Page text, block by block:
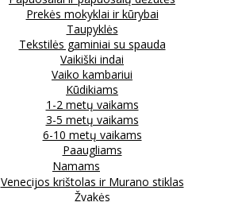
Prekės mokyklai ir kūrybai
Taupyklės
Tekstilės gaminiai su spauda
Vaikiški indai
Vaiko kambariui
Kūdikiams
1-2 metų vaikams
3-5 metų vaikams
6-10 metų vaikams
Paaugliams
Namams
Venecijos krištolas ir Murano stiklas
Žvakės